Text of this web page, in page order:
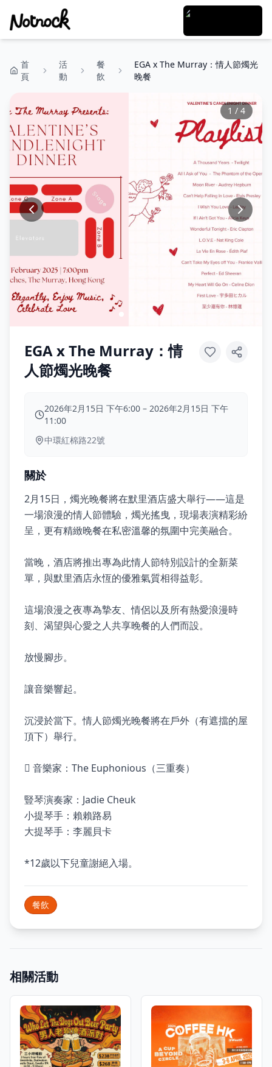
首
頁
活
動
餐
飲
EGA x The Murray：情人節燭光
晚餐
1 / 4
EGA x The Murray：情
人節燭光晚餐
2026年2月15日 下午6:00 – 2026年2月15日 下午
11:00
中環紅棉路22號
關於
2月15日，燭光晚餐將在默里酒店盛大舉行——這是
一場浪漫的情人節體驗，燭光搖曳，現場表演精彩紛
呈，更有精緻晚餐在私密溫馨的氛圍中完美融合。
當晚，酒店將推出專為此情人節特別設計的全新菜
單，與默里酒店永恆的優雅氣質相得益彰。
這場浪漫之夜專為摯友、情侶以及所有熱愛浪漫時
刻、渴望與心愛之人共享晚餐的人們而設。
放慢腳步。
讓音樂響起。
沉浸於當下。情人節燭光晚餐將在戶外（有遮擋的屋
頂下）舉行。
🪉 音樂家：The Euphonious（三重奏）
豎琴演奏家：Jadie Cheuk
小提琴手：賴賴路易
大提琴手：李麗貝卡
*12歲以下兒童謝絕入場。
餐飲
相關活動